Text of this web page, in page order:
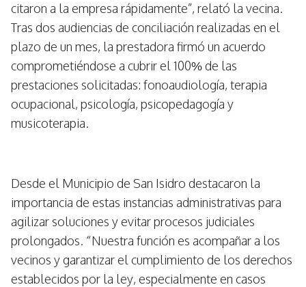
citaron a la empresa rápidamente”, relató la vecina.
Tras dos audiencias de conciliación realizadas en el
plazo de un mes, la prestadora firmó un acuerdo
comprometiéndose a cubrir el 100% de las
prestaciones solicitadas: fonoaudiología, terapia
ocupacional, psicología, psicopedagogía y
musicoterapia.
Desde el Municipio de San Isidro destacaron la
importancia de estas instancias administrativas para
agilizar soluciones y evitar procesos judiciales
prolongados. “Nuestra función es acompañar a los
vecinos y garantizar el cumplimiento de los derechos
establecidos por la ley, especialmente en casos